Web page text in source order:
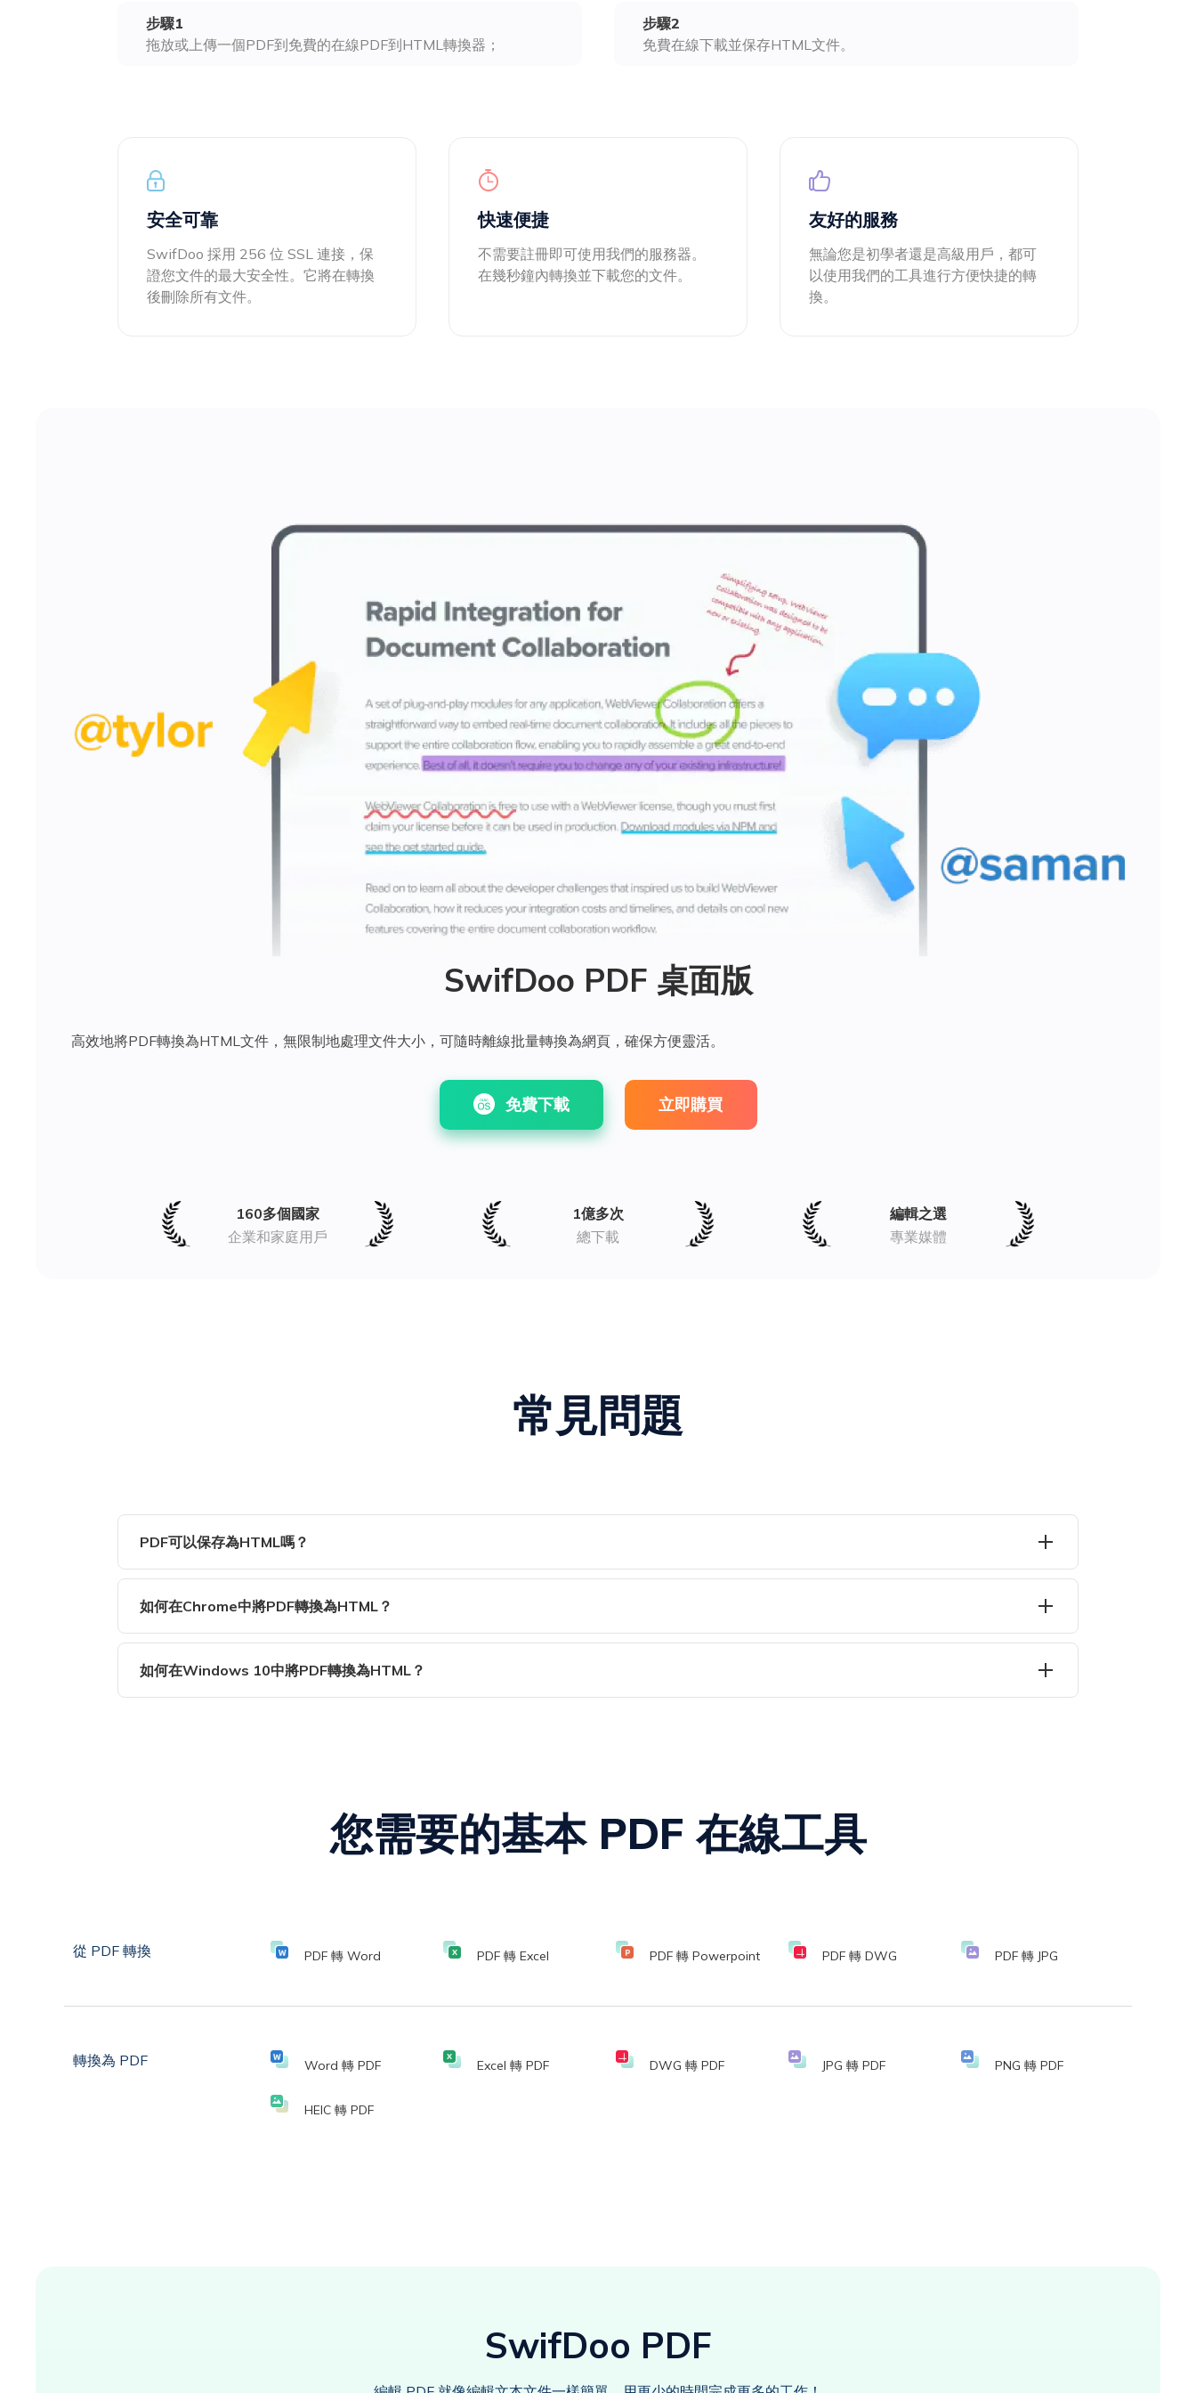
使用密碼保護PDF免受查看、複製、打印和編輯
步驟1
拖放或上傳一個PDF到免費的在線PDF到HTML轉換器；
步驟2
免費在線下載並保存HTML文件。
安全可靠
SwifDoo 採用 256 位 SSL 連接，保
證您文件的最大安全性。它將在轉換
後刪除所有文件。
快速便捷
不需要註冊即可使用我們的服務器。
在幾秒鐘內轉換並下載您的文件。
友好的服務
無論您是初學者還是高級用戶，都可
以使用我們的工具進行方便快捷的轉
換。
SwifDoo PDF 桌面版
高效地將PDF轉換為HTML文件，無限制地處理文件大小，可隨時離線批量轉換為網頁，確保方便靈活。
免費下載 立即購買
160多個國家
企業和家庭用戶
1億多次
總下載
編輯之選
專業媒體
常見問題
PDF可以保存為HTML嗎？
是的。使用SwifDoo PDF免費在線轉換器，您可以快速將PDF轉換為HTML頁面以便共享或發布。將PDF添加到PDF到HTML轉換器中，等待幾秒鐘，然
後下載轉換的HTML文件。
如何在Chrome中將PDF轉換為HTML？
您需要一個基於瀏覽器的解決方案，SwifDoo PDF免費在線轉換器可用於在Chrome或其他瀏覽器中將PDF轉換為HTML。無論使用哪個操作系統，該轉
換器都可以訪問。
如何在Windows 10中將PDF轉換為HTML？
您需要的基本 PDF 在線工具
從 PDF 轉換 PDF 轉 Word PDF 轉 Excel PDF 轉 Powerpoint PDF 轉 DWG PDF 轉 JPG
轉換為 PDF Word 轉 PDF Excel 轉 PDF DWG 轉 PDF JPG 轉 PDF PNG 轉 PDF
HEIC 轉 PDF
SwifDoo PDF